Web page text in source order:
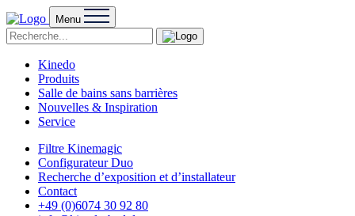
Menu
Kinedo
Produits
Salle de bains sans barrières
Nouvelles & Inspiration
Service
Filtre Kinemagic
Configurateur Duo
Recherche d’exposition et d’installateur
Contact
+49 (0)6074 30 92 80